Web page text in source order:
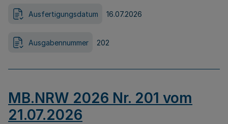
Ausfertigungsdatum 16.07.2026
Ausgabennummer 202
MB.NRW 2026 Nr. 201 vom
21.07.2026